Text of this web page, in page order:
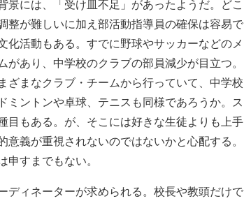
には、「受け皿不足」があったようだ。どこ
整が難しいに加え部活動指導員の確保は容易で
化活動もある。すでに野球やサッカーなどのメ
あり、中学校のクラブの部員減少が目立つ。
ざまなクラブ・チームから行っていて、中学校
ミントンや卓球、テニスも同様であろうか。ス
目もある。が、そこには好きな生徒よりも上手
義が重視されないのではないかと心配する。
申すまでもない。
ィネーターが求められる。校長や教頭だけで